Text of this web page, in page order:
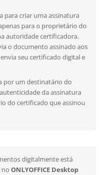
para criar uma assinatura
para o proprietário do
autoridade certificadora.
o documento assinado aos
seu certificado digital e
por um destinatário do
da assinatura
do certificado que assinou
digitalmente está
no ONLYOFFICE Desktop